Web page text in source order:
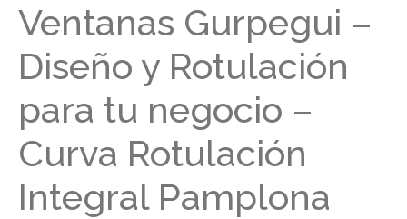
Ventanas Gurpegui –
Diseño y Rotulación
para tu negocio –
Curva Rotulación
Integral Pamplona